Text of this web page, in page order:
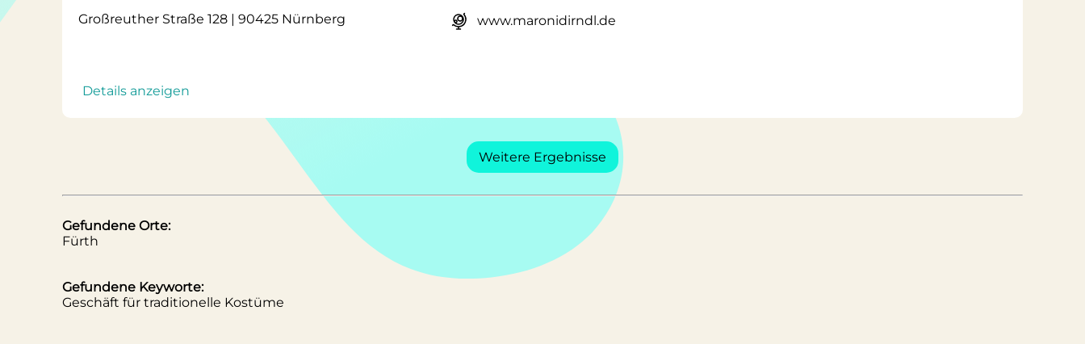
Großreuther Straße 128 | 90425 Nürnberg
Details anzeigen
www.maronidirndl.de
Weitere Ergebnisse
Gefundene Orte:
Fürth
Gefundene Keyworte:
Geschäft für traditionelle Kostüme